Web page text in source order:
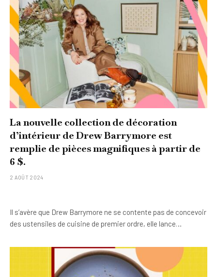
La nouvelle collection de décoration
d’intérieur de Drew Barrymore est
remplie de pièces magnifiques à partir de
6 $.
2 AOÛT 2024
Il s’avère que Drew Barrymore ne se contente pas de concevoir
des ustensiles de cuisine de premier ordre, elle lance…